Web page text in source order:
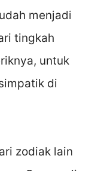
menjadi
tingkah
untuk
di
zodiak lain